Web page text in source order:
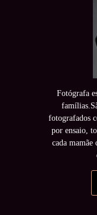
Fotógrafa
fotografados
por ensaio,
cada mamãe